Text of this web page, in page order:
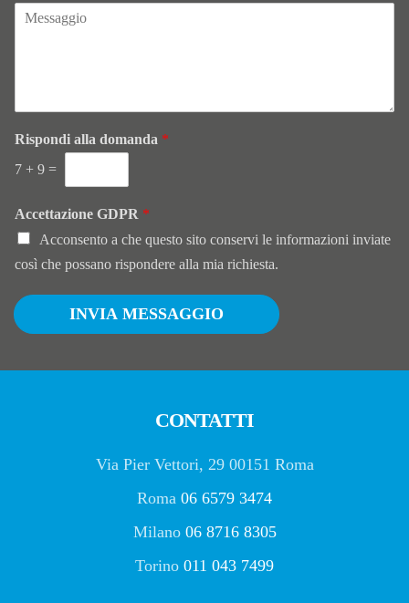
f
Rispondi alla domanda *
7 + 9 =
Accettazione GDPR *
Acconsento a che questo sito conservi le informazioni inviate
così che possano rispondere alla mia richiesta.
INVIA MESSAGGIO
CONTATTI
Via Pier Vettori, 29 00151 Roma
Roma 06 6579 3474
Milano 06 8716 8305
Torino 011 043 7499